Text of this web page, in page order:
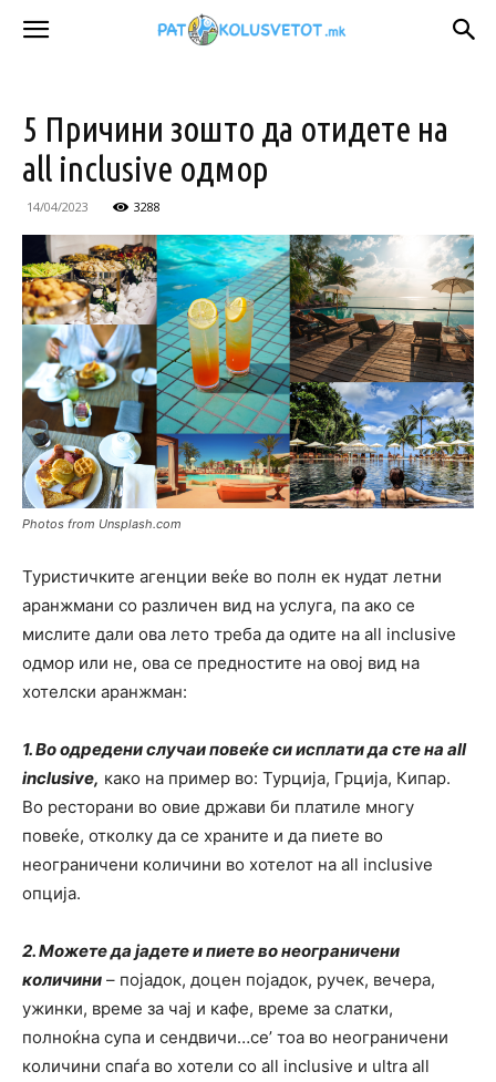
5 Причини зошто да отидете на
all inclusive одмор
14/04/2023 3288
Photos from Unsplash.com
Туристичките агенции веќе во полн ек нудат летни
аранжмани со различен вид на услуга, па ако се
мислите дали ова лето треба да одите на all inclusive
одмор или не, ова се предностите на овој вид на
хотелски аранжман:
1. Во одредени случаи повеќе си исплати да сте на all
inclusive, како на пример во: Турција, Грција, Кипар.
Во ресторани во овие држави би платиле многу
повеќе, отколку да се храните и да пиете во
неограничени количини во хотелот на all inclusive
опција.
2. Можете да јадете и пиете во неограничени
количини – појадок, доцен појадок, ручек, вечера,
ужинки, време за чај и кафе, време за слатки,
полноќна супа и сендвичи…се’ тоа во неограничени
количини спаѓа во хотели со all inclusive и ultra all